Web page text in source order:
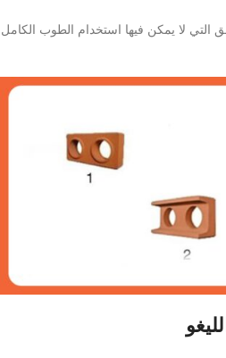
التي لا يمكن فيها استخدام الطوب الكامل